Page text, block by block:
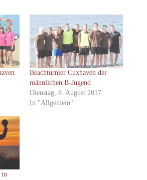
Beachturnier Cuxhaven der
männlichen B-Jugend
Dienstag, 8. August 2017
In "Allgemein"
in